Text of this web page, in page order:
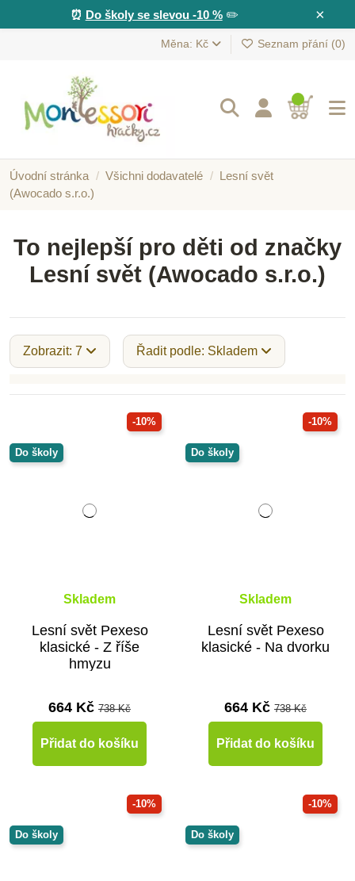
×
⏰ Do školy se slevou -10 %✏️
Měna: Kč Seznam přání (0)
Úvodní stránka Všichni dodavatelé
Lesní svět
(Awocado s.r.o.)
To nejlepší pro děti od značky
Lesní svět (Awocado s.r.o.)
Zobrazit: 7 Řadit podle: Skladem
-10%
Do školy
Skladem
Lesní svět Pexeso
klasické - Z říše
hmyzu
664 Kč 738 Kč
Přidat do košíku
-10%
Do školy
Skladem
Lesní svět Pexeso
klasické - Na dvorku
664 Kč 738 Kč
Přidat do košíku
-10%
Do školy
-10%
Do školy